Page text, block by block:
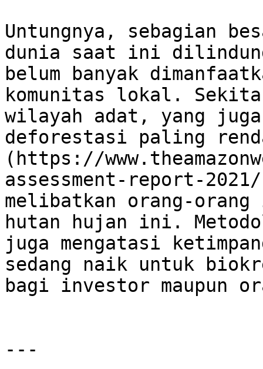
Untungnya, sebagian
dunia saat ini
belum banyak
komunitas lokal.
wilayah adat, yang
deforestasi paling
(https://
assessment-report-
melibatkan orang-
hutan hujan ini.
juga mengatasi
sedang naik untuk
bagi investor maupun
---